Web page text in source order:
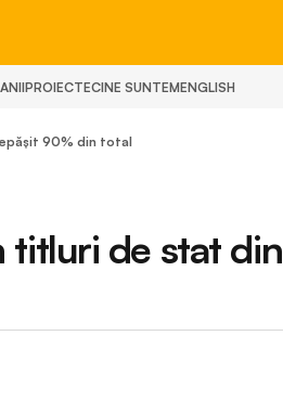
PROIECTECINE SUNTEMENGLISH
90% din total
titluri de stat din